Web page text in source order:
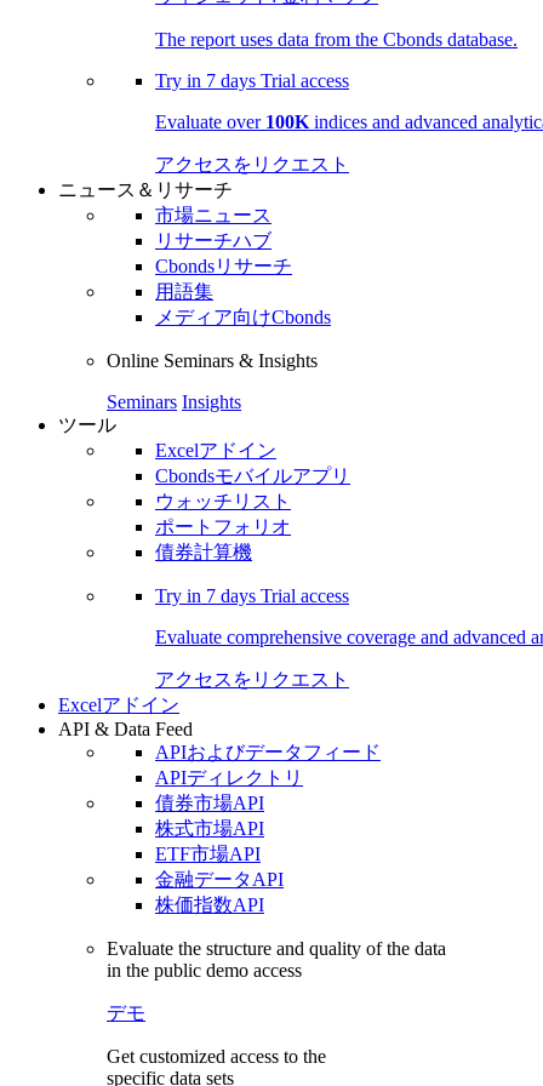
The report uses data from the Cbonds database.
Try in 7 days Trial access
Evaluate over 100K indices and advanced
アクセスをリクエスト
ニュース＆リサーチ
市場ニュース
リサーチハブ
Cbondsリサーチ
用語集
メディア向けCbonds
Online Seminars & Insights
Seminars Insights
ツール
Excelアドイン
Cbondsモバイルアプリ
ウォッチリスト
ポートフォリオ
債券計算機
Try in 7 days Trial access
Evaluate comprehensive coverage and advanced
アクセスをリクエスト
Excelアドイン
API & Data Feed
APIおよびデータフィード
APIディレクトリ
債券市場API
株式市場API
ETF市場API
金融データAPI
株価指数API
Evaluate the structure and quality of the data
in the public demo access
デモ
Get customized access to the
specific data sets